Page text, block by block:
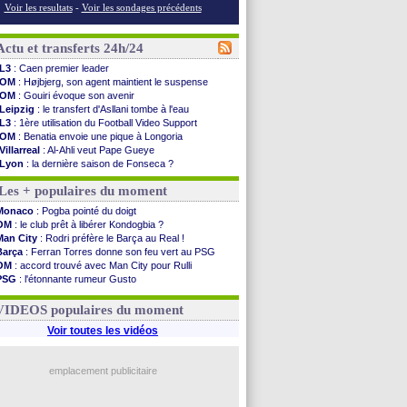
Voir les resultats - Voir les sondages précédents
et transferts 24h/24
L3 : Caen premier leader
OM : Højbjerg, son agent maintient le suspense
OM : Gouiri évoque son avenir
Leipzig : le transfert d'Asllani tombe à l'eau
L3 : 1ère utilisation du Football Video Support
OM : Benatia envoie une pique à Longoria
Villarreal : Al-Ahli veut Pape Gueye
Lyon : la dernière saison de Fonseca ?
OM: un nouveau prétendant pour Højbjerg
Brest: un gardien norvégien en approche ?
OM: McCourt a versé 120 M€ en 2026
PSG: 4 retours dans le groupe face à Man Utd ...
Nice: Kevin Carlos va partir en Italie
L1: prison avec sursis requis contre un arbitre
Leganés: c'est signé pour Luca Zidane (off.)
Atletico: Ruggeri en route pour Aston Villa
Monaco: Filipe Luis soutient Biereth
Lyon: Mangala prêté à Getafe (officiel)
PSG: Nsoki va signer en Croatie
: Naples vise Gabriel Jesus
: Haise a prolongé (officiel)
+ populaires du moment
: Pogba pointé du doigt
: le club prêt à libérer Kondogbia ?
City : Rodri préfère le Barça au Real !
: Ferran Torres donne son feu vert au PSG
: accord trouvé avec Man City pour Rulli
: l'étonnante rumeur Gusto
: Owori battu à mort à Kampala
populaires du moment
Voir toutes les vidéos
emplacement publicitaire